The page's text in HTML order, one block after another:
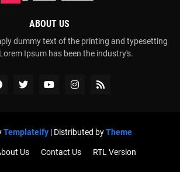
ABOUT US
dummy text of the printing and typesetting
Ipsum has been the industry's.
Templateify| Distributed byTheme
Us Contact Us RTL Version